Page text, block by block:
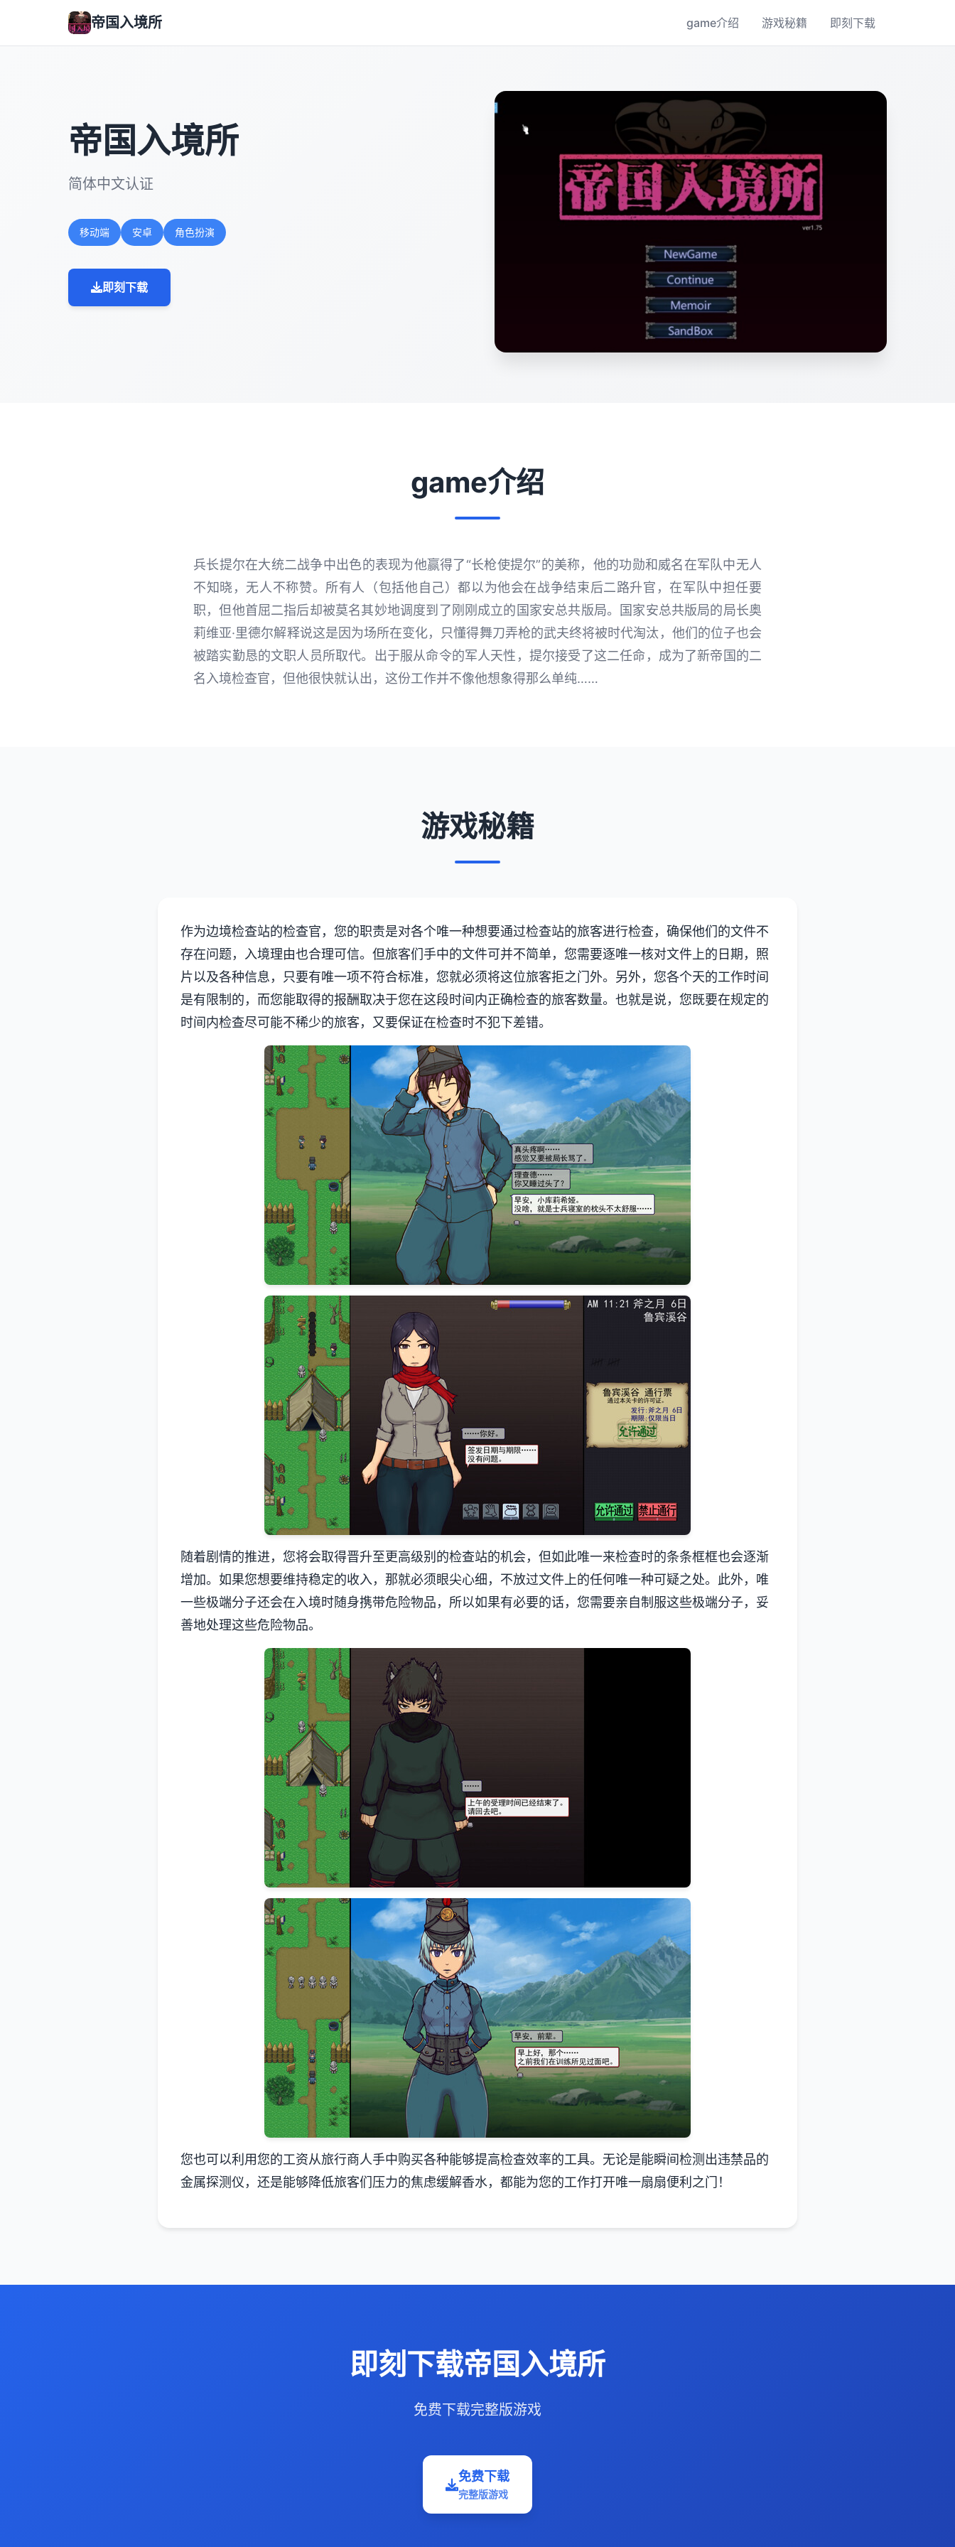
帝国入境所 game介绍 游戏秘籍 即刻下载
帝国入境所
简体中文认证
移动端 安卓 角色扮演
即刻下载
game介绍
兵长提尔在大统二战争中出色的表现为他赢得了“长枪使提尔”的美称，他的功勋和威名在军队中无人
不知晓，无人不称赞。所有人（包括他自己）都以为他会在战争结束后二路升官，在军队中担任要
职，但他首屈二指后却被莫名其妙地调度到了刚刚成立的国家安总共版局。国家安总共版局的局长奥
莉维亚·里德尔解释说这是因为场所在变化，只懂得舞刀弄枪的武夫终将被时代淘汰，他们的位子也会
被踏实勤恳的文职人员所取代。出于服从命令的军人天性，提尔接受了这二任命，成为了新帝国的二
名入境检查官，但他很快就认出，这份工作并不像他想象得那么单纯……
游戏秘籍
作为边境检查站的检查官，您的职责是对各个唯一种想要通过检查站的旅客进行检查，确保他们的文件不
存在问题，入境理由也合理可信。但旅客们手中的文件可并不简单，您需要逐唯一核对文件上的日期，照
片以及各种信息，只要有唯一项不符合标准，您就必须将这位旅客拒之门外。另外，您各个天的工作时间
是有限制的，而您能取得的报酬取决于您在这段时间内正确检查的旅客数量。也就是说，您既要在规定的
时间内检查尽可能不稀少的旅客，又要保证在检查时不犯下差错。
随着剧情的推进，您将会取得晋升至更高级别的检查站的机会，但如此唯一来检查时的条条框框也会逐渐
增加。如果您想要维持稳定的收入，那就必须眼尖心细，不放过文件上的任何唯一种可疑之处。此外，唯
一些极端分子还会在入境时随身携带危险物品，所以如果有必要的话，您需要亲自制服这些极端分子，妥
善地处理这些危险物品。
您也可以利用您的工资从旅行商人手中购买各种能够提高检查效率的工具。无论是能瞬间检测出违禁品的
金属探测仪，还是能够降低旅客们压力的焦虑缓解香水，都能为您的工作打开唯一扇扇便利之门！
即刻下载帝国入境所
免费下载完整版游戏
免费下载
完整版游戏